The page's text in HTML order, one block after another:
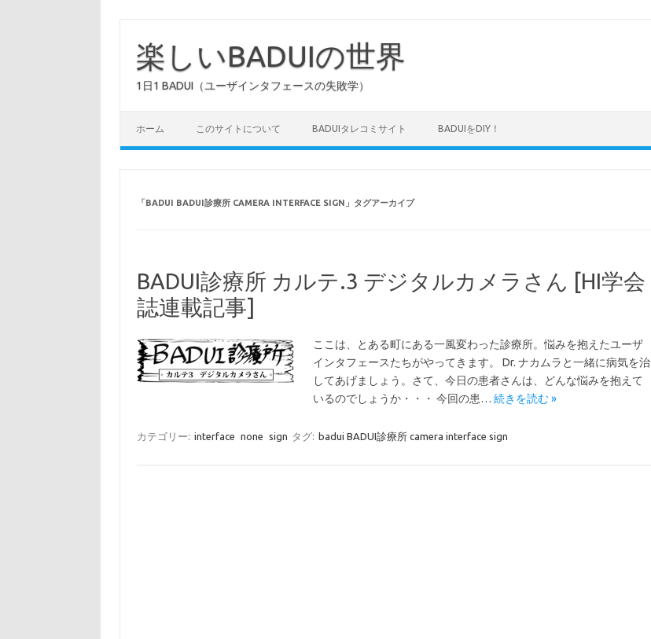
楽しいBADUIの世界
1日1 BADUI（ユーザインタフェースの失敗学）
ホーム このサイトについて BADUIタレコミサイト BADUIをDIY！
「BADUI BADUI診療所 CAMERA INTERFACE SIGN 」タグアーカイブ
BADUI診療所 カルテ.3 デジタルカメラさん [HI学会
誌連載記事]
ここは、とある町にある一風変わった診療所。悩みを抱えたユーザ
インタフェースたちがやってきます。 Dr. ナカムラと一緒に病気を治
してあげましょう。さて、今日の患者さんは、どんな悩みを抱えて
いるのでしょうか・・・ 今回の患… 続きを読む »
カテゴリー: interface none sign タグ: badui BADUI診療所 camera interface sign